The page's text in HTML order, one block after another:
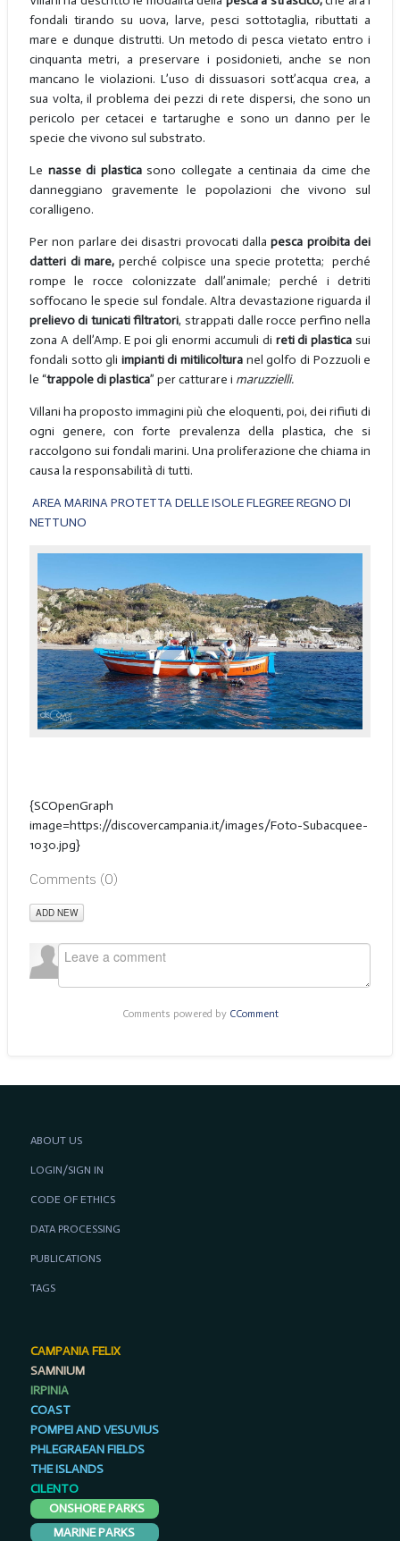
fondali tirando su uova, larve, pesci sottotaglia, ributtati a
mare e dunque distrutti. Un metodo di pesca vietato entro i
cinquanta metri, a preservare i posidonieti, anche se non
mancano le violazioni. L’uso di dissuasori sott’acqua crea, a
sua volta, il problema dei pezzi di rete dispersi, che sono un
pericolo per cetacei e tartarughe e sono un danno per le
specie che vivono sul substrato.
Le nasse di plasticasono collegate a centinaia da cime che
danneggiano gravemente le popolazioni che vivono sul
coralligeno.
Per non parlare dei disastri provocati dallapesca proibita dei
datteri di mare,perché colpisce una specie protetta; perché
rompe le rocce colonizzate dall’animale; perché i detriti
soffocano le specie sul fondale. Altra devastazione riguarda il
prelievo di tunicati filtratori, strappati dalle rocce perfino nella
zona A dell’Amp. E poi gli enormi accumuli di reti di plastica sui
fondali sotto gli impianti di mitilicoltura nel golfo di Pozzuoli e
le “trappole di plastica” per catturare i maruzzielli.
Villani ha proposto immagini più che eloquenti, poi, dei rifiuti di
ogni genere, con forte prevalenza della plastica, che si
raccolgono sui fondali marini. Una proliferazione che chiama in
causa la responsabilità di tutti.
AREA MARINA PROTETTA DELLE ISOLE FLEGREE REGNO DI
NETTUNO
{SCOpenGraph
image=https://discovercampania.it/images/Foto-Subacquee-
1030.jpg}
Comments (0)
ADD NEW
Comments powered by CComment
ABOUT US
LOGIN/SIGN IN
CODE OF ETHICS
DATA PROCESSING
PUBLICATIONS
TAGS
CAMPANIA FELIX
SAMNIUM
IRPINIA
COAST
POMPEI AND VESUVIUS
PHLEGRAEAN FIELDS
THE ISLANDS
CILENTO
ONSHORE PARKS
MARINE PARKS